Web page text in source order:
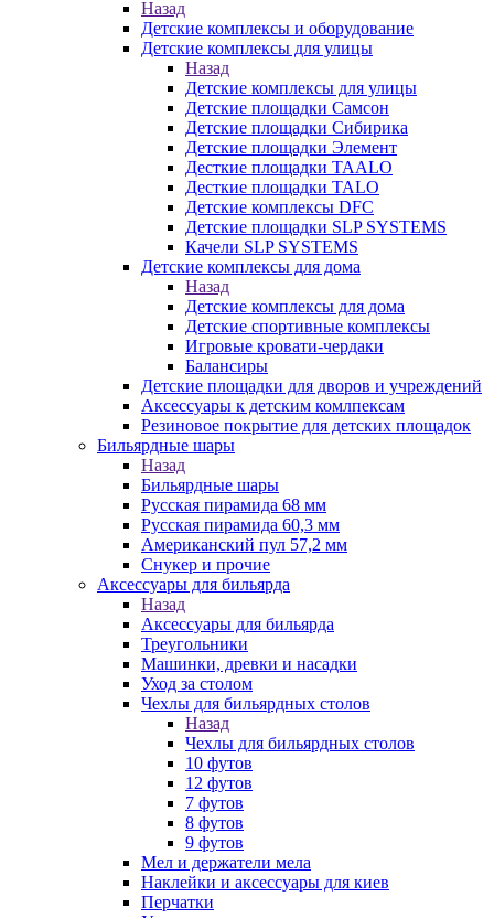
Назад
Детские комплексы и оборудование
Детские комплексы для улицы
Назад
Детские комплексы для улицы
Детские площадки Самсон
Детские площадки Сибирика
Детские площадки Элемент
Десткие площадки TAALO
Десткие площадки TALO
Детские комплексы DFC
Детские площадки SLP SYSTEMS
Качели SLP SYSTEMS
Детские комплексы для дома
Назад
Детские комплексы для дома
Детские спортивные комплексы
Игровые кровати-чердаки
Балансиры
Детские площадки для дворов и учреждений
Аксессуары к детским комлпексам
Резиновое покрытие для детских площадок
Бильярдные шары
Назад
Бильярдные шары
Русская пирамида 68 мм
Русская пирамида 60,3 мм
Американский пул 57,2 мм
Снукер и прочие
Аксессуары для бильярда
Назад
Аксессуары для бильярда
Треугольники
Машинки, древки и насадки
Уход за столом
Чехлы для бильярдных столов
Назад
Чехлы для бильярдных столов
10 футов
12 футов
7 футов
8 футов
9 футов
Мел и держатели мела
Наклейки и аксессуары для киев
Перчатки